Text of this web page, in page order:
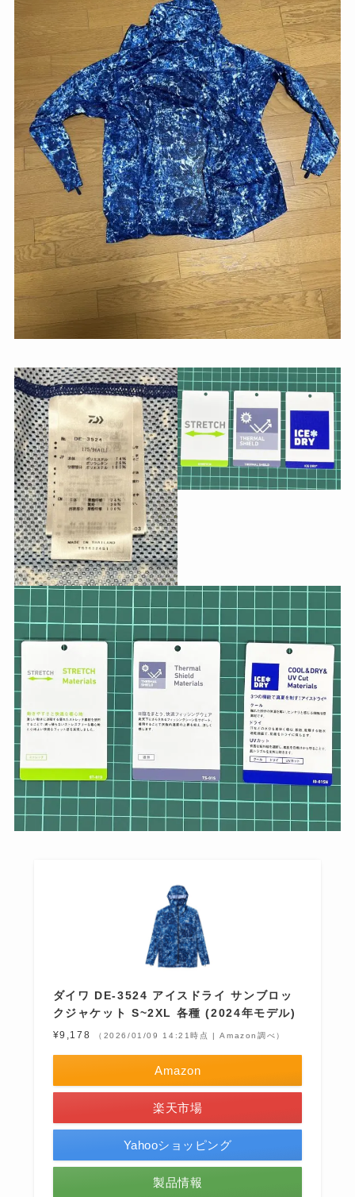
ダイワ DE-3524 アイスドライ サンブロッ
クジャケット S~2XL 各種 (2024年モデル)
¥9,178 （2026/01/09 14:21時点 | Amazon調べ）
Amazon
楽天市場
Yahooショッピング
製品情報